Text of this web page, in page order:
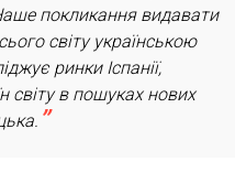
покликання видавати
світу українською
ринки Іспанії,
світу в пошуках нових